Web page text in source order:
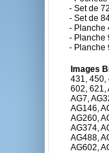
- Set de
- Set de
- Planche
- Planche
- Planche
Images
431, 450,
602, 621,
AG7,
AG146,
AG260,
AG374,
AG488,
AG602,